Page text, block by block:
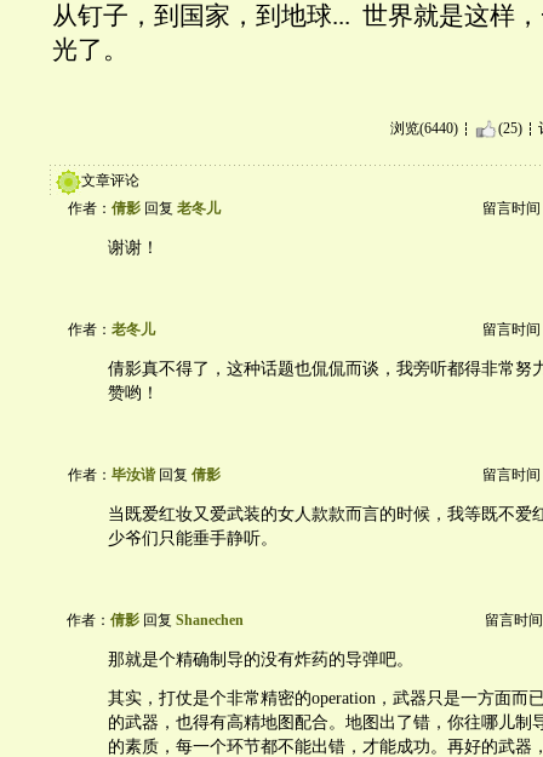
从钉子，到国家，到地球... 世界就是这样
光了。
浏览(6440) (25)
文章评论
作者： 倩影 回复 老冬儿 留言时间
谢谢！
作者： 老冬儿 留言时间
倩影真不得了，这种话题也侃侃而谈，我旁听都得非常努
赞哟！
作者： 毕汝谐回复 倩影 留言时间
当既爱红妆又爱武装的女人款款而言的时候，我等既不爱
少爷们只能垂手静听。
作者： 倩影 回复 Shanechen 留言时
那就是个精确制导的没有炸药的导弹吧。
其实，打仗是个非常精密的operation，武器只是一方面而
的武器，也得有高精地图配合。地图出了错，你往哪儿制
的素质，每一个环节都不能出错，才能成功。再好的武器